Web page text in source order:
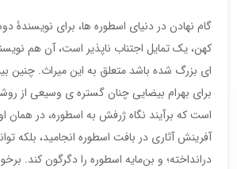
گام نهادن در دنیای اسطوره ­ها، برای نویسندۀ
ای بزرگ شده باشد متعلق به این میراث. چنین
برای بهرام بیضایی چنان گستره ­ی وسیعی از
است که برآیند نگاه ژرفش به اسطوره، در همان
آفرینش آثاری در بافت اسطوره انجامید، بلکه
درانداخته؛ و بن‌مایه اسطوره را دگرگون کند.